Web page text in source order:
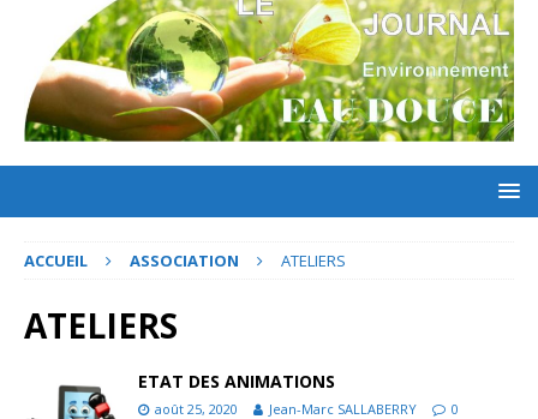
ACCUEIL ASSOCIATION ATELIERS
ATELIERS
ETAT DES ANIMATIONS
août 25, 2020 Jean-Marc SALLABERRY 0